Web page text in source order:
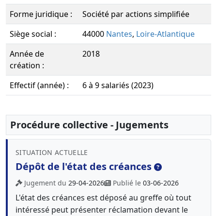
Forme juridique :
Société par actions simplifiée
Siège social :
44000 Nantes, Loire-Atlantique
Année de
création :
2018
Effectif (année) : 6 à 9 salariés (2023)
Procédure collective - Jugements
SITUATION ACTUELLE
Dépôt de l'état des créances
Jugement du 29-04-2026 Publié le 03-06-2026
L'état des créances est déposé au greffe où tout
intéressé peut présenter réclamation devant le